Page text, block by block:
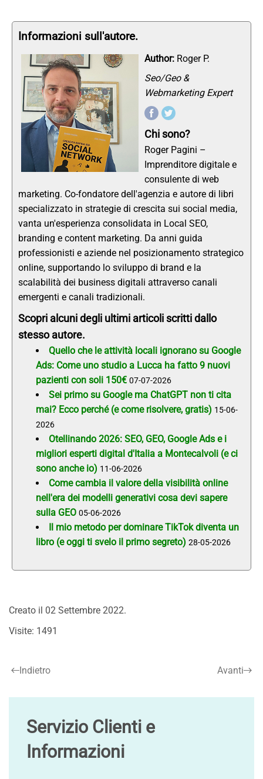
Informazioni sull'autore.
Author: Roger P.
Seo/Geo &
Webmarketing Expert
Chi sono?
Roger Pagini –
Imprenditore digitale e
consulente di web
marketing. Co-fondatore dell'agenzia e autore di libri
specializzato in strategie di crescita sui social media,
vanta un'esperienza consolidata in Local SEO,
branding e content marketing. Da anni guida
professionisti e aziende nel posizionamento strategico
online, supportando lo sviluppo di brand e la
scalabilità dei business digitali attraverso canali
emergenti e canali tradizionali.
Scopri alcuni degli ultimi articoli scritti dallo
stesso autore.
Quello che le attività locali ignorano su Google
Ads: Come uno studio a Lucca ha fatto 9 nuovi
pazienti con soli 150€ 07-07-2026
Sei primo su Google ma ChatGPT non ti cita
mai? Ecco perché (e come risolvere, gratis) 15-06-
2026
Otellinando 2026: SEO, GEO, Google Ads e i
migliori esperti digital d'Italia a Montecalvoli (e ci
sono anche io) 11-06-2026
Come cambia il valore della visibilità online
nell'era dei modelli generativi cosa devi sapere
sulla GEO 05-06-2026
Il mio metodo per dominare TikTok diventa un
libro (e oggi ti svelo il primo segreto) 28-05-2026
Creato il 02 Settembre 2022.
Visite: 1491
Indietro Avanti
Servizio Clienti e
Informazioni